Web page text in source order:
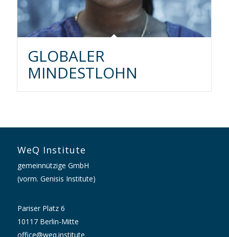
GLOBALER
MINDESTLOHN
WeQ Institute
gemeinnützige GmbH
(vorm. Genisis Institute)
Pariser Platz 6
10117 Berlin-Mitte
office@weq.institute